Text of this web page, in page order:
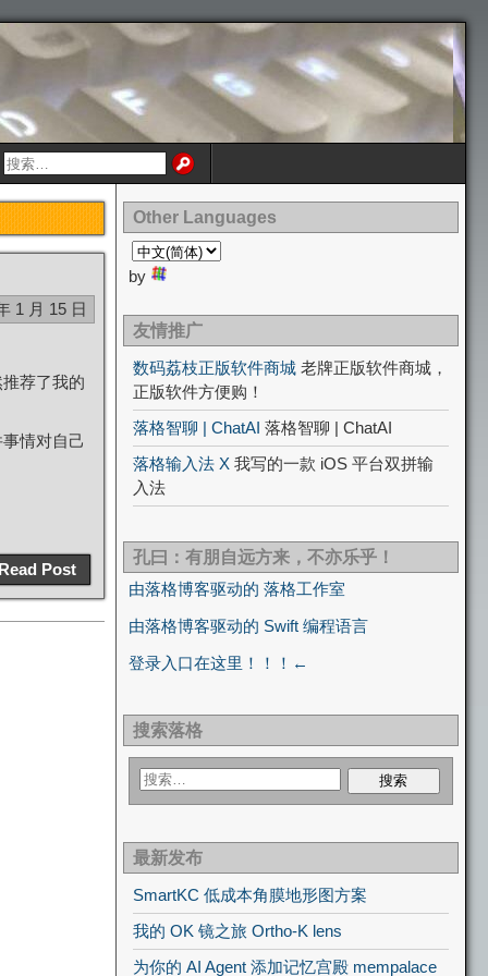
1 月 15 日
荐了我的
情对自己
Post
Other Languages
by
友情推广
数码荔枝正版软件商城 老牌正版软件商城，
正版软件方便购！
落格智聊 | ChatAI 落格智聊 | ChatAI
落格输入法 X 我写的一款 iOS 平台双拼输
入法
孔曰：有朋自远方来，不亦乐乎！
由落格博客驱动的 落格工作室
由落格博客驱动的 Swift 编程语言
登录入口在这里！！！←
搜索落格
最新发布
SmartKC 低成本角膜地形图方案
我的 OK 镜之旅 Ortho-K lens
为你的 AI Agent 添加记忆宫殿 mempalace